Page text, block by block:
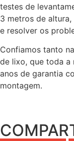
testes de
3 metros de
e resolver os
Confiamos tanto
de lixo, que toda a
anos de garantia
montagem.